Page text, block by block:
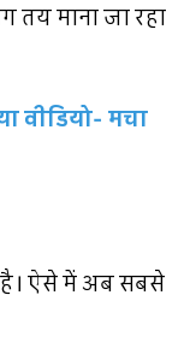
तय माना जा रहा
वीडियो- मचा
है। ऐसे में अब सबसे